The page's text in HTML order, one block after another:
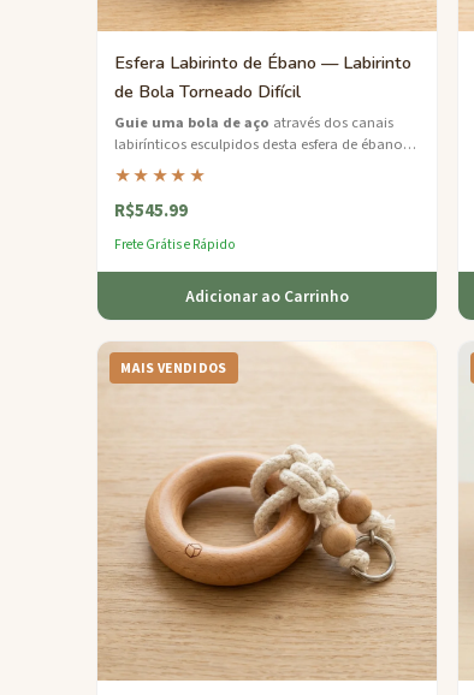
Esfera Labirinto de Ébano — Labirinto
de Bola Torneado Difícil
Guie uma bola de aço através dos canais
labirínticos esculpidos desta esfera de ébano
de precisão — um luxuoso quebra-cabeça tátil.
★★★★★
R$545.99
Frete Grátis e Rápido
Adicionar ao Carrinho
MAIS VENDIDOS